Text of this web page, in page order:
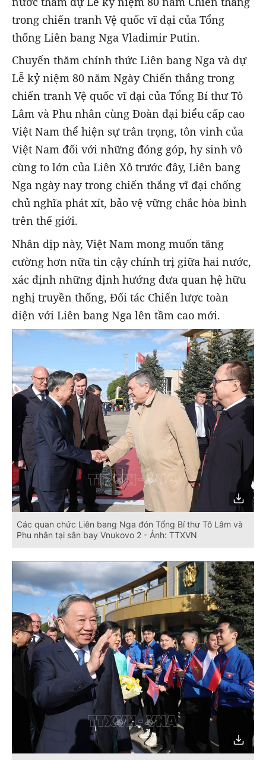
trong chiến tranh Vệ quốc vĩ đại của Tổng
thống Liên bang Nga Vladimir Putin.
Chuyến thăm chính thức Liên bang Nga và dự
Lễ kỷ niệm 80 năm Ngày Chiến thắng trong
chiến tranh Vệ quốc vĩ đại của Tổng Bí thư Tô
Lâm và Phu nhân cùng Đoàn đại biểu cấp cao
Việt Nam thể hiện sự trân trọng, tôn vinh của
Việt Nam đối với những đóng góp, hy sinh vô
cùng to lớn của Liên Xô trước đây, Liên bang
Nga ngày nay trong chiến thắng vĩ đại chống
chủ nghĩa phát xít, bảo vệ vững chắc hòa bình
trên thế giới.
Nhân dịp này, Việt Nam mong muốn tăng
cường hơn nữa tin cậy chính trị giữa hai nước,
xác định những định hướng đưa quan hệ hữu
nghị truyền thống, Đối tác Chiến lược toàn
diện với Liên bang Nga lên tầm cao mới.
Các quan chức Liên bang Nga đón Tổng Bí thư Tô Lâm và
Phu nhân tại sân bay Vnukovo 2 - Ảnh: TTXVN